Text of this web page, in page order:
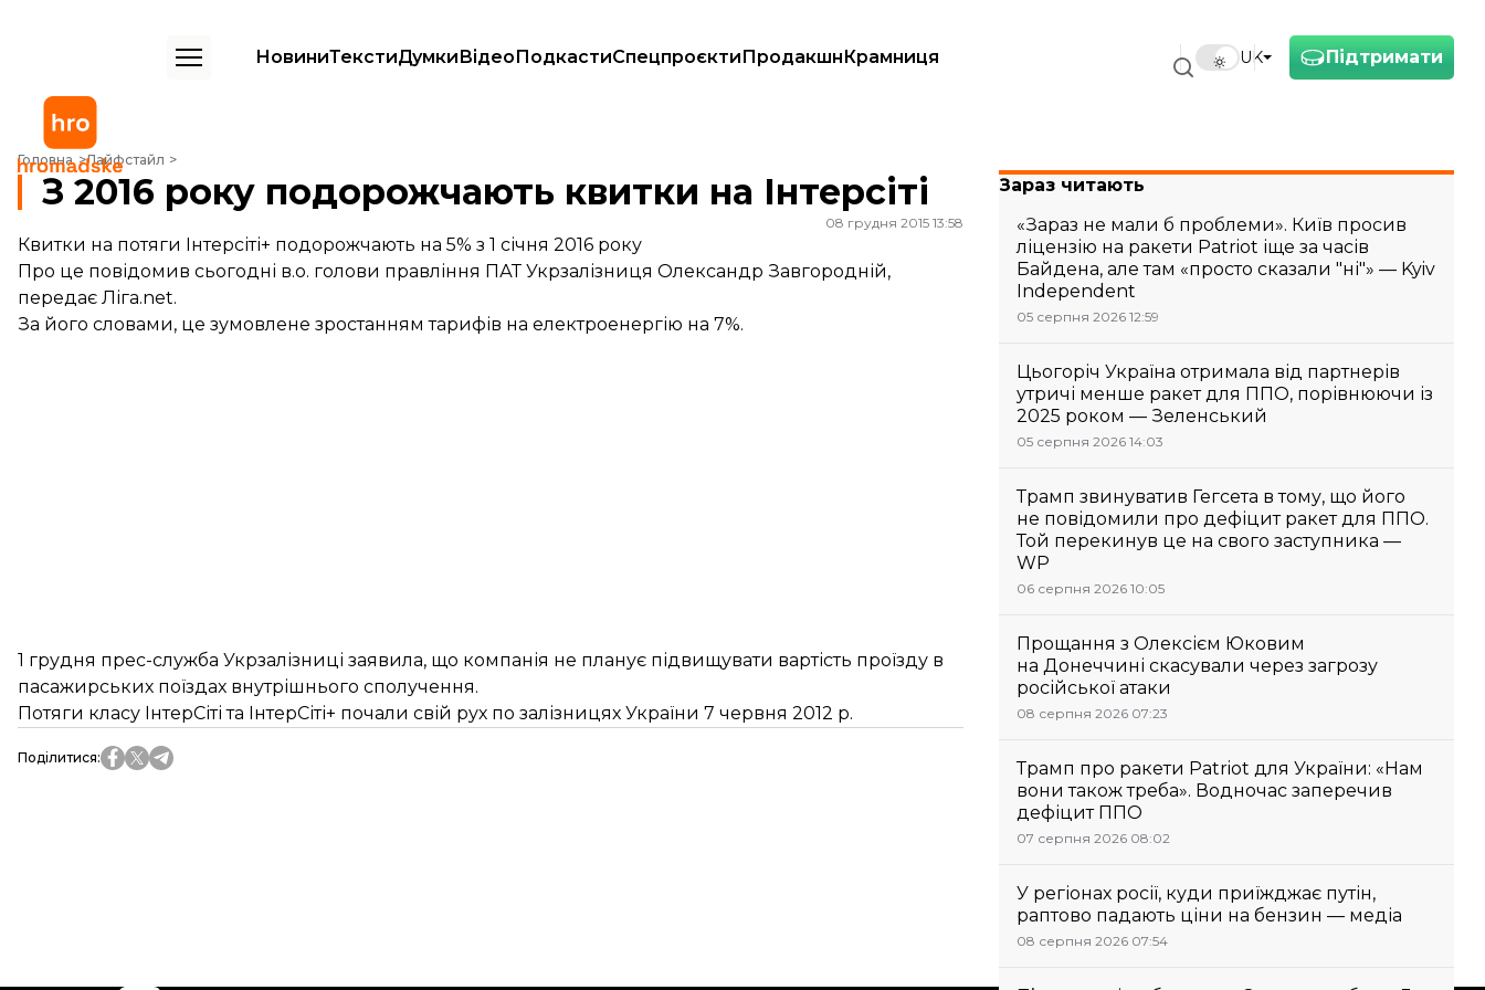
Підтримати
UK
НовиниТекстиДумкиВідеоПодкастиСпецпроєктиПродакшнКрамниця
Головна Лайфстайл
З 2016 року подорожчають квитки на Інтерсіті
З 2016 року подорожчають квитки на Інтерсіті
08 грудня 2015 13:58
Квитки на потяги Інтерсіті+ подорожчають на 5% з 1 січня 2016 року
Про це повідомив сьогодні в.о. голови правління ПАТ Укрзалізниця Олександр Завгородній,
передає Ліга.net.
За його словами, це зумовлене зростанням тарифів на електроенергію на 7%.
1 грудня прес-служба Укрзалізниці заявила, що компанія не планує підвищувати вартість проїзду в
пасажирських поїздах внутрішнього сполучення.
Потяги класу ІнтерСіті та ІнтерСіті+ почали свій рух по залізницях України 7 червня 2012 р.
Поділитися:
Зараз читають
«Зараз не мали б проблеми». Київ просив
ліцензію на ракети Patriot іще за часів
Байдена, але там «просто сказали "ні"» — Kyiv
Independent
05 серпня 2026 12:59
Цьогоріч Україна отримала від партнерів
утричі менше ракет для ППО, порівнюючи із
2025 роком — Зеленський
05 серпня 2026 14:03
Трамп звинуватив Гегсета в тому, що його
не повідомили про дефіцит ракет для ППО.
Той перекинув це на свого заступника —
WP
06 серпня 2026 10:05
Прощання з Олексієм Юковим
на Донеччині скасували через загрозу
російської атаки
08 серпня 2026 07:23
Трамп про ракети Patriot для України: «Нам
вони також треба». Водночас заперечив
дефіцит ППО
07 серпня 2026 08:02
У регіонах росії, куди приїжджає путін,
раптово падають ціни на бензин — медіа
08 серпня 2026 07:54